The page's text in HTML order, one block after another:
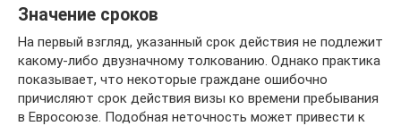
Значение сроков
На первый взгляд, указанный срок действия не подлежит
какому-либо двузначному толкованию. Однако практика
показывает, что некоторые граждане ошибочно
причисляют срок действия визы ко времени пребывания
в Евросоюзе. Подобная неточность может привести к